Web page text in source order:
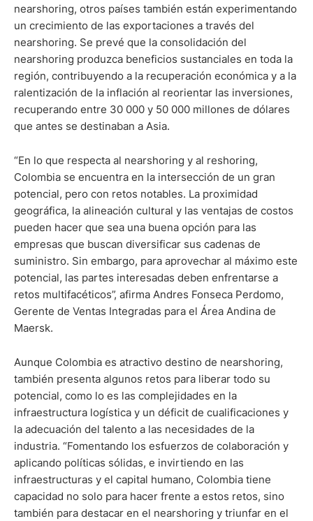
nearshoring, otros países también están experimentando
un crecimiento de las exportaciones a través del
nearshoring. Se prevé que la consolidación del
nearshoring produzca beneficios sustanciales en toda la
región, contribuyendo a la recuperación económica y a la
ralentización de la inflación al reorientar las inversiones,
recuperando entre 30 000 y 50 000 millones de dólares
que antes se destinaban a Asia.
“En lo que respecta al nearshoring y al reshoring,
Colombia se encuentra en la intersección de un gran
potencial, pero con retos notables. La proximidad
geográfica, la alineación cultural y las ventajas de costos
pueden hacer que sea una buena opción para las
empresas que buscan diversificar sus cadenas de
suministro. Sin embargo, para aprovechar al máximo este
potencial, las partes interesadas deben enfrentarse a
retos multifacéticos”, afirma Andres Fonseca Perdomo,
Gerente de Ventas Integradas para el Área Andina de
Maersk.
Aunque Colombia es atractivo destino de nearshoring,
también presenta algunos retos para liberar todo su
potencial, como lo es las complejidades en la
infraestructura logística y un déficit de cualificaciones y
la adecuación del talento a las necesidades de la
industria. “Fomentando los esfuerzos de colaboración y
aplicando políticas sólidas, e invirtiendo en las
infraestructuras y el capital humano, Colombia tiene
capacidad no solo para hacer frente a estos retos, sino
también para destacar en el nearshoring y triunfar en el